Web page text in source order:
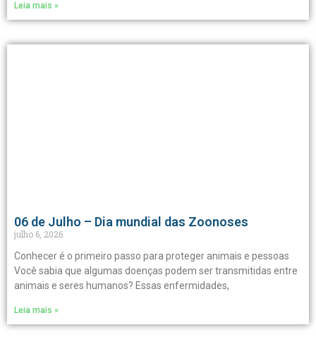
Leia mais »
06 de Julho – Dia mundial das Zoonoses
julho 6, 2026
Conhecer é o primeiro passo para proteger animais e pessoas
Você sabia que algumas doenças podem ser transmitidas entre
animais e seres humanos? Essas enfermidades,
Leia mais »